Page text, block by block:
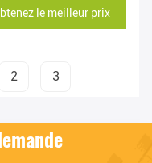
le meilleur prix
2 3